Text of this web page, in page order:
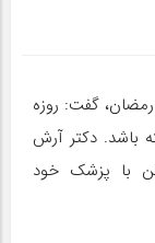
گفت: روزه
باشد. دکتر آرش
با پزشک خود